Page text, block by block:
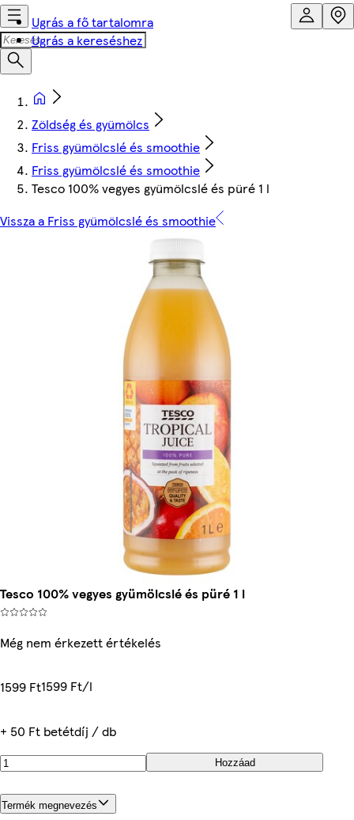
Ugrás a fő tartalomra
Ugrás a kereséshez
Zöldség és gyümölcs
Friss gyümölcslé és smoothie
Friss gyümölcslé és smoothie
Tesco 100% vegyes gyümölcslé és püré 1 l
Vissza a Friss gyümölcslé és smoothie
Tesco 100% vegyes gyümölcslé és püré 1 l
Még nem érkezett értékelés
1599 Ft1599 Ft/l
+ 50 Ft betétdíj / db
Hozzáad
Termék megnevezés